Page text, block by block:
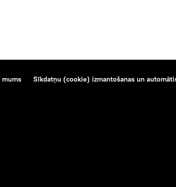
mums
Sīkdatņu (cookie) izmantošanas un